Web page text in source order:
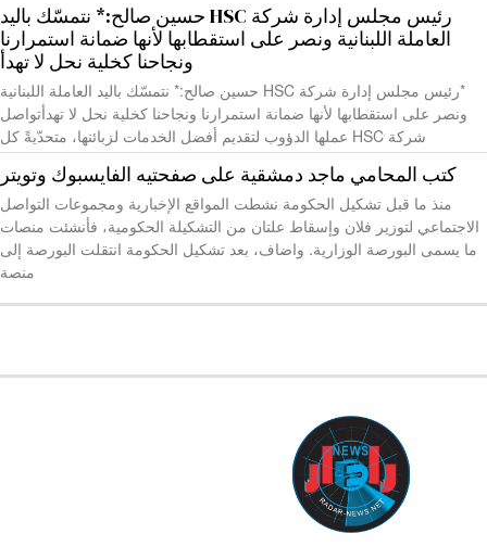
رئيس مجلس إدارة شركة HSC حسين صالح:* نتمسّك باليد
العاملة اللبنانية ونصر على استقطابها لأنها ضمانة استمرارنا
ونجاحنا كخلية نحل لا تهدأ
*رئيس مجلس إدارة شركة HSC حسين صالح:* نتمسّك باليد العاملة اللبنانية
ونصر على استقطابها لأنها ضمانة استمرارنا ونجاحنا كخلية نحل لا تهدأتواصل
شركة HSC عملها الدؤوب لتقديم أفضل الخدمات لزبائنها، متحدّيةً كل
كتب المحامي ماجد دمشقية على صفحتيه الفايسبوك وتويتر
منذ ما قبل تشكيل الحكومة نشطت المواقع الإخبارية ومجموعات التواصل
الاجتماعي لتوزير فلان وإسقاط علتان من التشكيلة الحكومية، فأنشئت منصات
ما يسمى البورصة الوزارية. واضاف، بعد تشكيل الحكومة انتقلت البورصة إلى
منصة